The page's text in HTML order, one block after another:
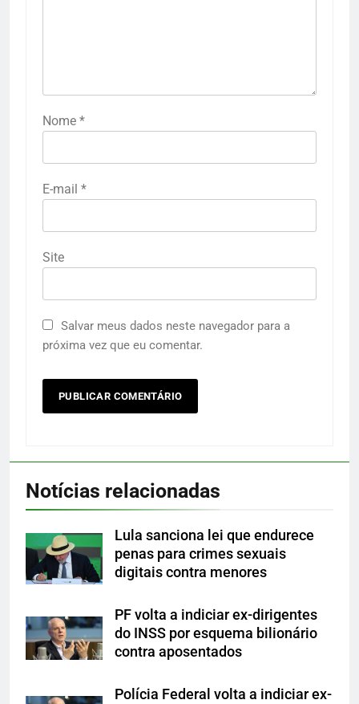
Nome *
E-mail *
Site
Salvar meus dados neste navegador para a
próxima vez que eu comentar.
Notícias relacionadas
Lula sanciona lei que endurece
penas para crimes sexuais
digitais contra menores
PF volta a indiciar ex-dirigentes
do INSS por esquema bilionário
contra aposentados
Polícia Federal volta a indiciar ex-